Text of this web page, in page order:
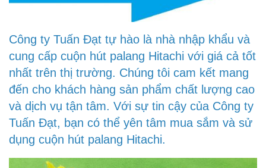
Công ty Tuấn Đạt tự hào là nhà nhập khẩu và
cung cấp cuộn hút palang Hitachi với giá cả tốt
nhất trên thị trường. Chúng tôi cam kết mang
đến cho khách hàng sản phẩm chất lượng cao
và dịch vụ tận tâm. Với sự tin cậy của Công ty
Tuấn Đạt, bạn có thể yên tâm mua sắm và sử
dụng cuộn hút palang Hitachi.